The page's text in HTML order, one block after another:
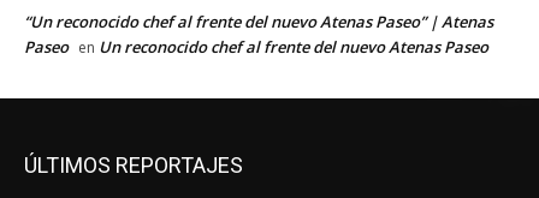
“Un reconocido chef al frente del nuevo Atenas Paseo” | Atenas
Paseo en Un reconocido chef al frente del nuevo Atenas Paseo
ÚLTIMOS REPORTAJES